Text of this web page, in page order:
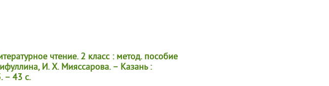
чтение. 2 класс : метод. пособие
И. Х. Мияссарова. – Казань :
– 43 с.